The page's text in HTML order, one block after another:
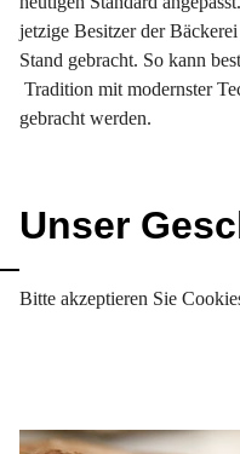
jetzige Besitzer der
Stand gebracht. So kann
Tradition mit modernster
gebracht werden.
Unser
Bitte akzeptieren Sie